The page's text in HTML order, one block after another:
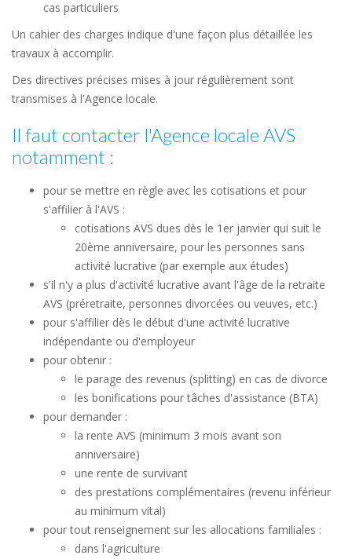
cas particuliers
Un cahier des charges indique d'une façon plus détaillée les
travaux à accomplir.
Des directives précises mises à jour régulièrement sont
transmises à l'Agence locale.
Il faut contacter l'Agence locale AVS
notamment :
pour se mettre en règle avec les cotisations et pour
s'affilier à l'AVS :
cotisations AVS dues dès le 1er janvier qui suit le
20ème anniversaire, pour les personnes sans
activité lucrative (par exemple aux études)
s'il n'y a plus d'activité lucrative avant l'âge de la retraite
AVS (préretraite, personnes divorcées ou veuves, etc.)
pour s'affilier dès le début d'une activité lucrative
indépendante ou d'employeur
pour obtenir :
le parage des revenus (splitting) en cas de divorce
les bonifications pour tâches d'assistance (BTA)
pour demander :
la rente AVS (minimum 3 mois avant son
anniversaire)
une rente de survivant
des prestations complémentaires (revenu inférieur
au minimum vital)
pour tout renseignement sur les allocations familiales :
dans l'agriculture